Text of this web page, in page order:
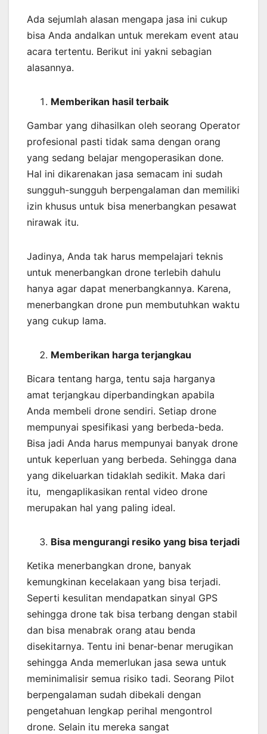
Ada sejumlah alasan mengapa jasa ini cukup
bisa Anda andalkan untuk merekam event atau
acara tertentu. Berikut ini yakni sebagian
alasannya.
Memberikan hasil terbaik
Gambar yang dihasilkan oleh seorang Operator
profesional pasti tidak sama dengan orang
yang sedang belajar mengoperasikan done.
Hal ini dikarenakan jasa semacam ini sudah
sungguh-sungguh berpengalaman dan memiliki
izin khusus untuk bisa menerbangkan pesawat
nirawak itu.
Jadinya, Anda tak harus mempelajari teknis
untuk menerbangkan drone terlebih dahulu
hanya agar dapat menerbangkannya. Karena,
menerbangkan drone pun membutuhkan waktu
yang cukup lama.
Memberikan harga terjangkau
Bicara tentang harga, tentu saja harganya
amat terjangkau diperbandingkan apabila
Anda membeli drone sendiri. Setiap drone
mempunyai spesifikasi yang berbeda-beda.
Bisa jadi Anda harus mempunyai banyak drone
untuk keperluan yang berbeda. Sehingga dana
yang dikeluarkan tidaklah sedikit. Maka dari
itu, mengaplikasikan rental video drone
merupakan hal yang paling ideal.
Bisa mengurangi resiko yang bisa terjadi
Ketika menerbangkan drone, banyak
kemungkinan kecelakaan yang bisa terjadi.
Seperti kesulitan mendapatkan sinyal GPS
sehingga drone tak bisa terbang dengan stabil
dan bisa menabrak orang atau benda
disekitarnya. Tentu ini benar-benar merugikan
sehingga Anda memerlukan jasa sewa untuk
meminimalisir semua risiko tadi. Seorang Pilot
berpengalaman sudah dibekali dengan
pengetahuan lengkap perihal mengontrol
drone. Selain itu mereka sangat